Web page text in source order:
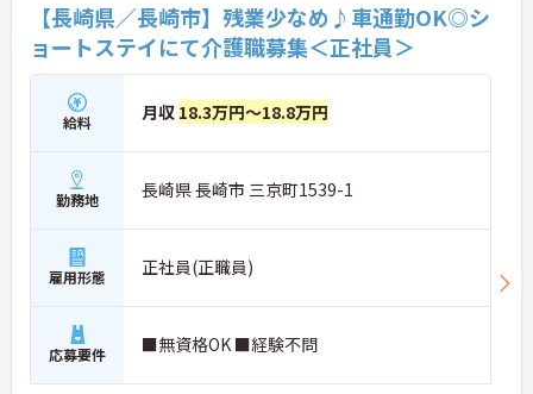
【長崎県／長崎市】残業少なめ♪車通勤OK◎シ
ョートステイにて介護職募集＜正社員＞
給料 月収 18.3万円～18.8万円
勤務地 長崎県 長崎市 三京町1539-1
雇用形態 正社員(正職員)
応募要件 ■無資格OK ■経験不問